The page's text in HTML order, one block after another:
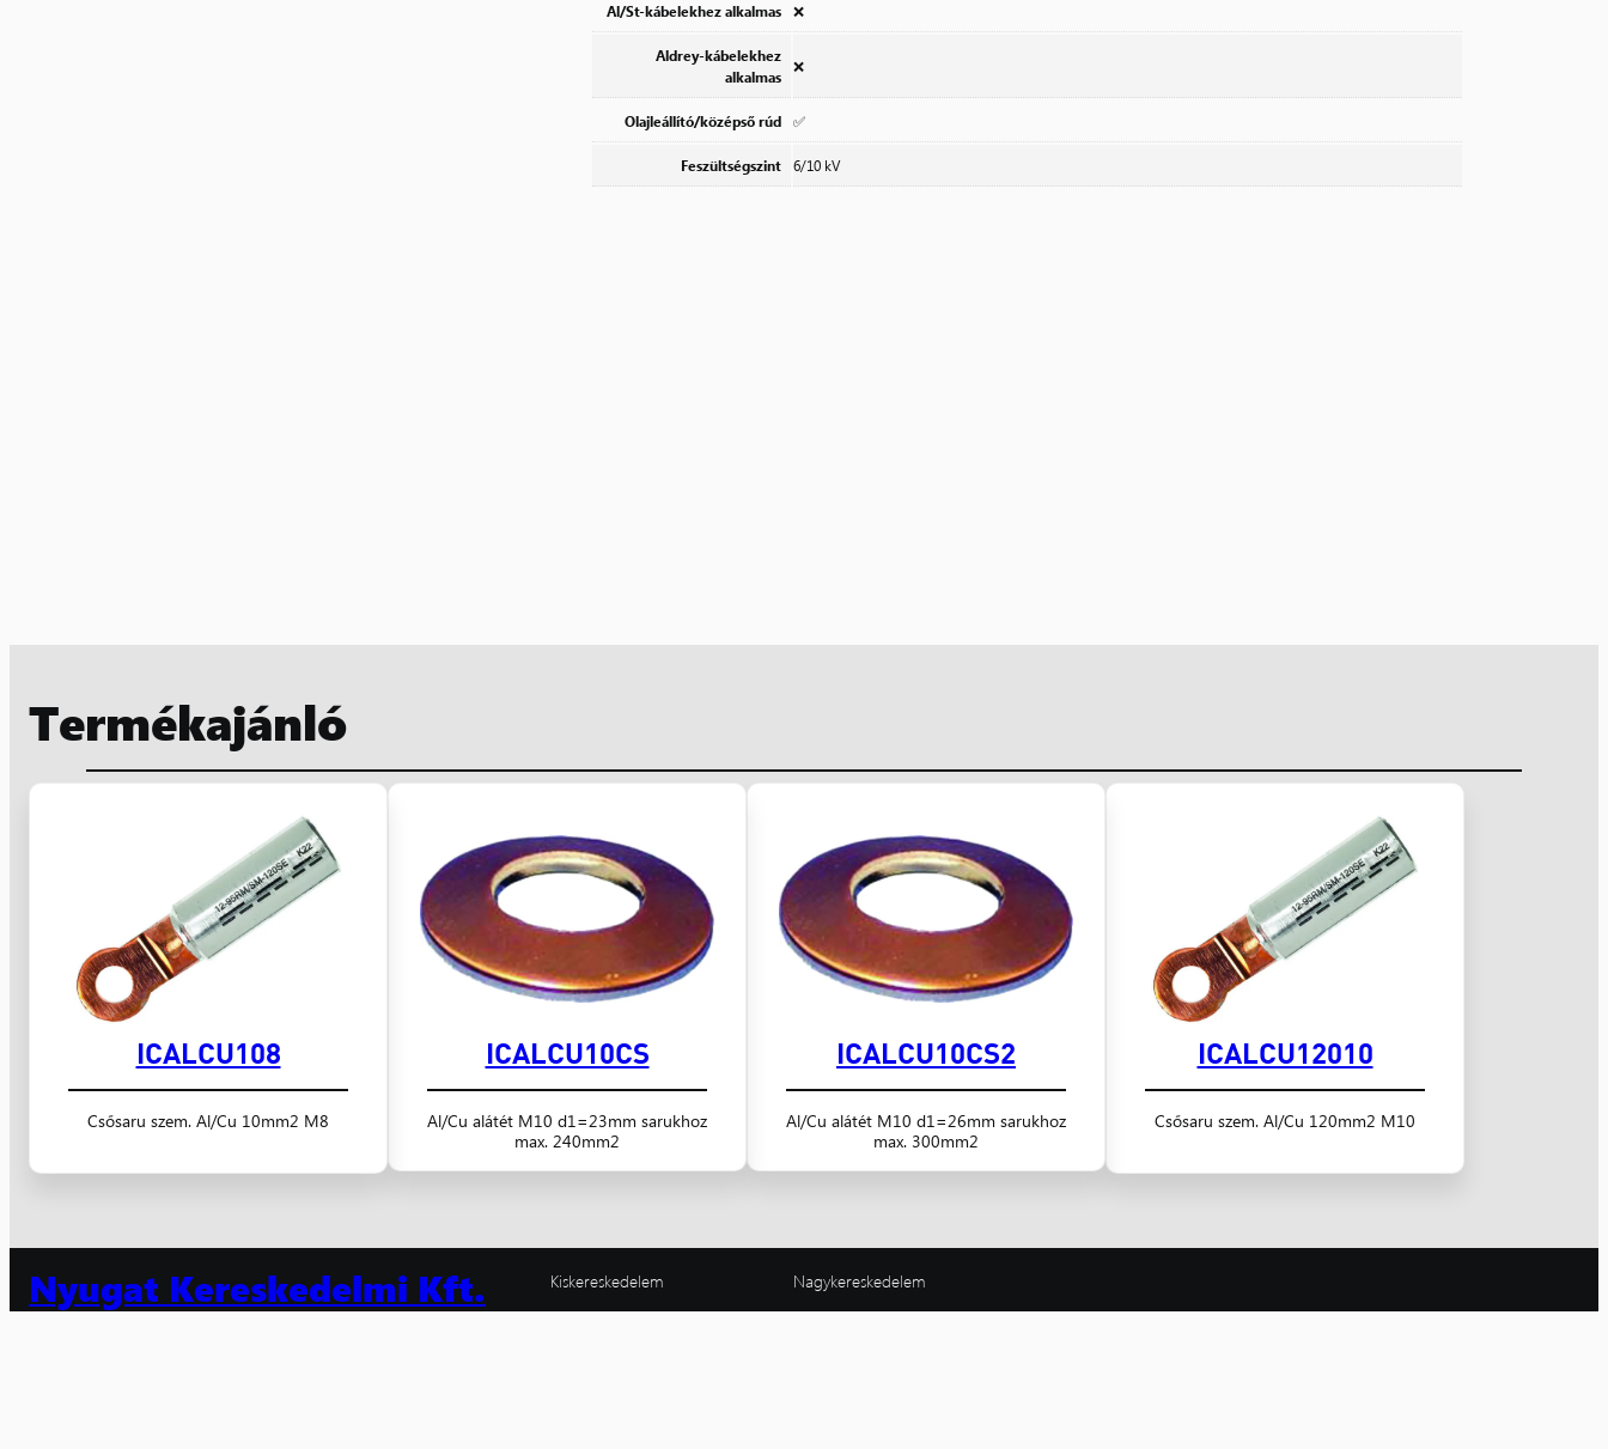
Al/St-kábelekhez alkalmas ❌
Aldrey-kábelekhez
alkalmas
❌
Olajleállító/középső rúd ✅
Feszültségszint 6/10 kV
Termékajánló
ICALCU12010
Csősaru szem. Al/Cu 120mm2 M10
ICALCU10CS2
Al/Cu alátét M10 d1=26mm sarukhoz
max. 300mm2
ICALCU10CS
Al/Cu alátét M10 d1=23mm sarukhoz
max. 240mm2
ICALCU108
Csősaru szem. Al/Cu 10mm2 M8
Nyugat Kereskedelmi Kft. Kiskereskedelem
Nagykereskedelem